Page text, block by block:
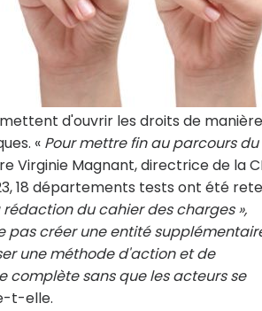
d'ouvrir les droits de manière
« Pour mettre fin au parcours du
Virginie Magnant, directrice de la
18 départements tests ont été
du cahier des charges »,
pas créer une entité
une méthode d'action et de
complète sans que les acteurs se
t-elle.